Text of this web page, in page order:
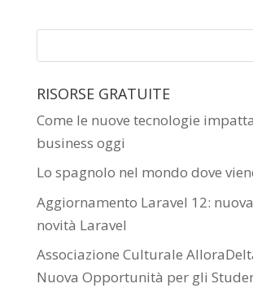
RISORSE GRATUITE
Come le nuove tecnologie
business oggi
Lo spagnolo nel mondo dove
Aggiornamento Laravel 12:
novità Laravel
Associazione Culturale
Nuova Opportunità per gli